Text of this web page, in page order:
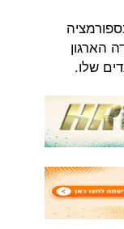
צפויה טרנספורמציה
הארגון
שלו.